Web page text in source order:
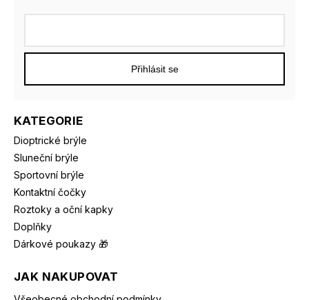
KATEGORIE
Dioptrické brýle
Sluneční brýle
Sportovní brýle
Kontaktní čočky
Roztoky a oční kapky
Doplňky
Dárkové poukazy 🎁
JAK NAKUPOVAT
Přihlásit se